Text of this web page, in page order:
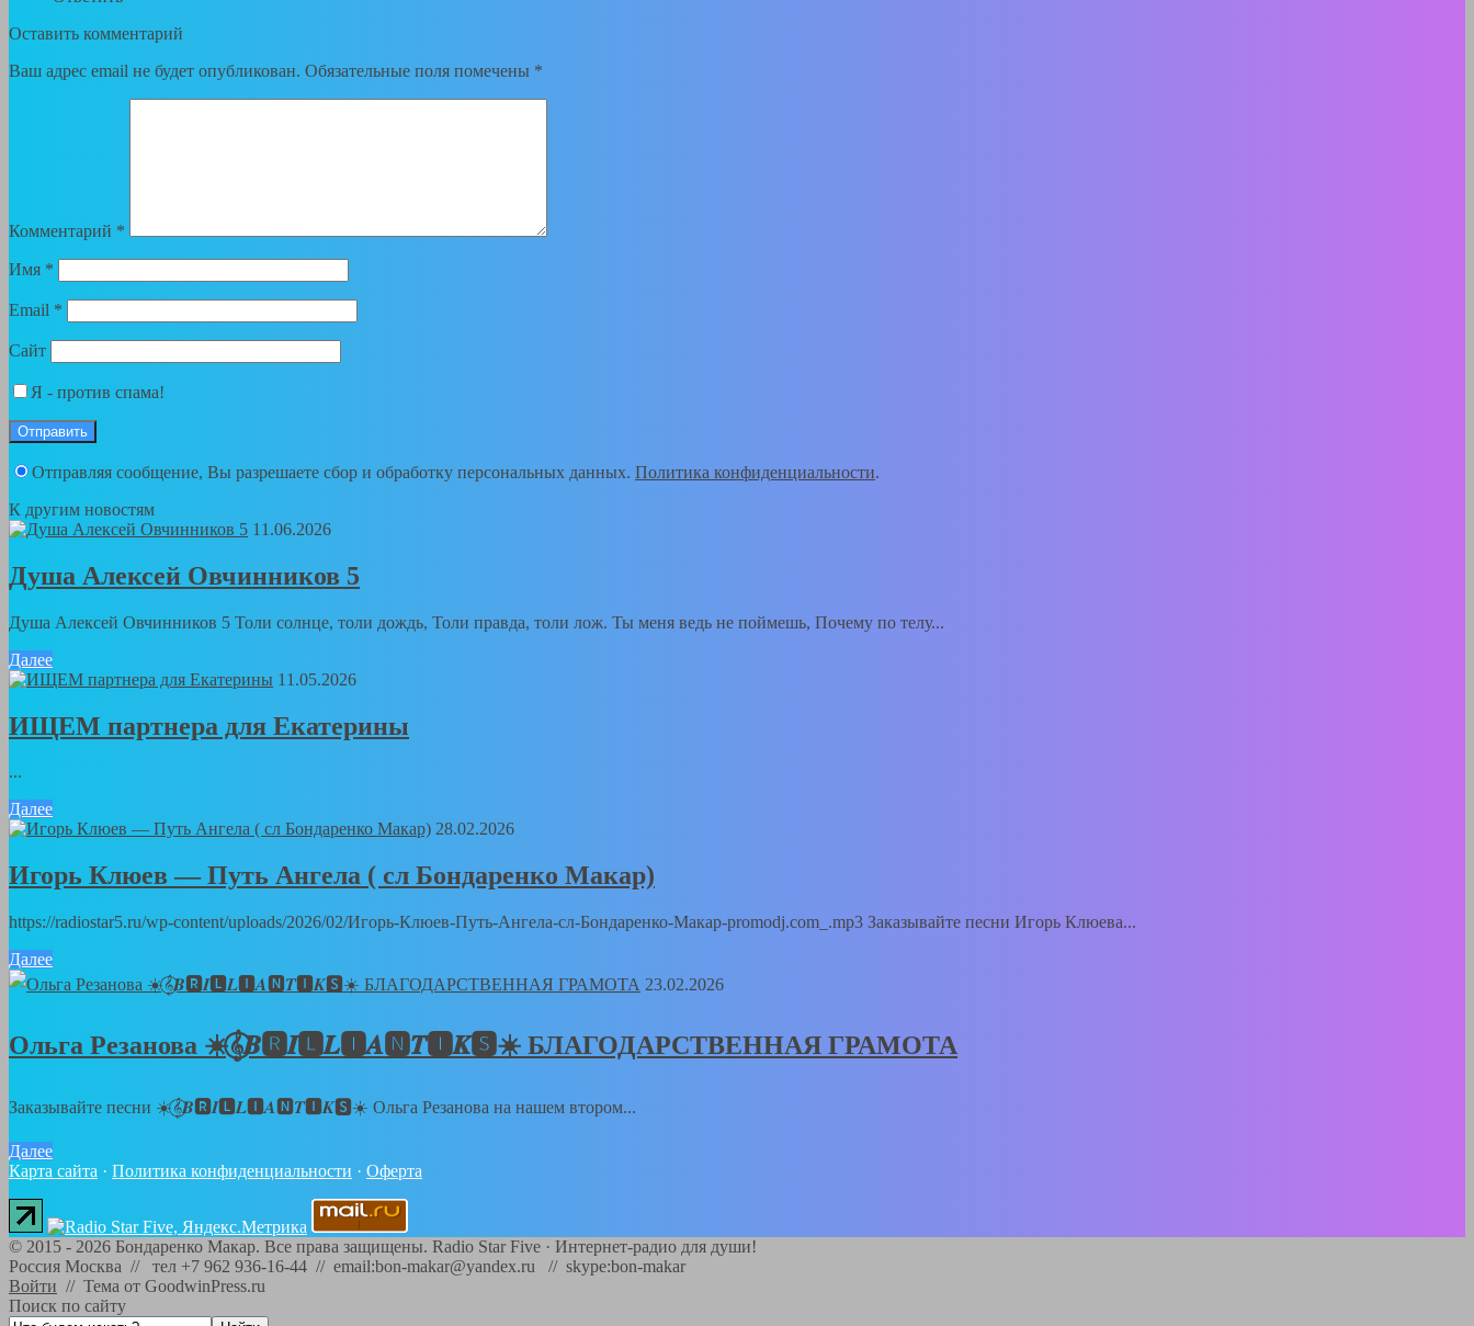
Оставить комментарий
Ваш адрес email не будет опубликован. Обязательные поля помечены *
Комментарий *
Имя *
Email *
Сайт
Я - против спама!
Отправляя сообщение, Вы разрешаете сбор и обработку персональных данных. Политика конфиденциальности.
К другим новостям
11.06.2026
Душа Алексей Овчинников 5
Душа Алексей Овчинников 5 Толи солнце, толи дождь, Толи правда, толи лож. Ты меня ведь не поймешь, Почему по телу...
Далее
11.05.2026
ИЩЕМ партнера для Екатерины
...
Далее
28.02.2026
Игорь Клюев — Путь Ангела ( сл Бондаренко Макар)
https://radiostar5.ru/wp-content/uploads/2026/02/Игорь-Клюев-Путь-Ангела-сл-Бондаренко-Макар-promodj.com_.mp3 Заказывайте песни Игорь Клюева...
Далее
23.02.2026
Ольга Резанова ☀️𝄞⃝𝑩🆁𝑰🅻𝑳🅸𝑨🅽𝑻🅸𝑲🆂☀️ БЛАГОДАРСТВЕННАЯ ГРАМОТА
Заказывайте песни ☀️𝄞⃝𝑩🆁𝑰🅻𝑳🅸𝑨🅽𝑻🅸𝑲🆂☀️ Ольга Резанова на нашем втором...
Далее
Карта сайта · Политика конфиденциальности · Оферта
© 2015 - 2026 Бондаренко Макар. Все права защищены. Radio Star Five · Интернет-радио для души!
Россия Москва // тел +7 962 936-16-44 // email:bon-makar@yandex.ru // skype:bon-makar
Войти // Тема от GoodwinPress.ru
Поиск по сайту